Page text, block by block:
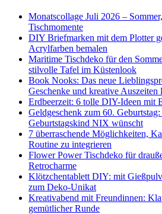
Monatscollage Juli 2026 –
Tischmomente
DIY Briefmarken mit dem Plotter
Acrylfarben bemalen
Maritime Tischdeko für den
stilvolle Tafel im Küstenlook
Book Nooks: Das neue
Geschenke und kreative Auszeiten
Erdbeerzeit: 6 tolle DIY-Ideen mit
Geldgeschenk zum 60.
Geburtstagskind NIX wünscht
7 überraschende Möglichkeiten,
Routine zu integrieren
Flower Power Tischdeko für
Retrocharme
Klötzchentablett DIY: mit
zum Deko-Unikat
Kreativabend mit Freundinnen:
gemütlicher Runde